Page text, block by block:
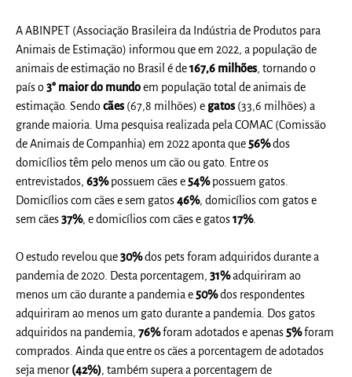
A ABINPET (Associação Brasileira da Indústria de Produtos para
Animais de Estimação) informou que em 2022, a população de
animais de estimação no Brasil é de167,6 milhões, tornando o
país o3° maior do mundoem população total de animais de
estimação. Sendocães (67,8 milhões) e gatos (33,6 milhões) a
grande maioria. Uma pesquisa realizada pela COMAC (Comissão
de Animais de Companhia) em 2022 aponta que 56%dos
domicílios têm pelo menos um cão ou gato. Entre os
entrevistados,63%possuem cães e 54%possuem gatos.
Domicílios com cães e sem gatos46%, domicílios com gatos e
sem cães37%, e domicílios com cães e gatos17%.
O estudo revelou que30%dos pets foram adquiridos durante a
pandemia de 2020. Desta porcentagem,31%adquiriram ao
menos um cão durante a pandemia e 50%dos respondentes
adquiriram ao menos um gato durante a pandemia. Dos gatos
adquiridos na pandemia,76%foram adotados e apenas 5%foram
comprados. Ainda que entre os cães a porcentagem de adotados
seja menor (42%), também supera a porcentagem de